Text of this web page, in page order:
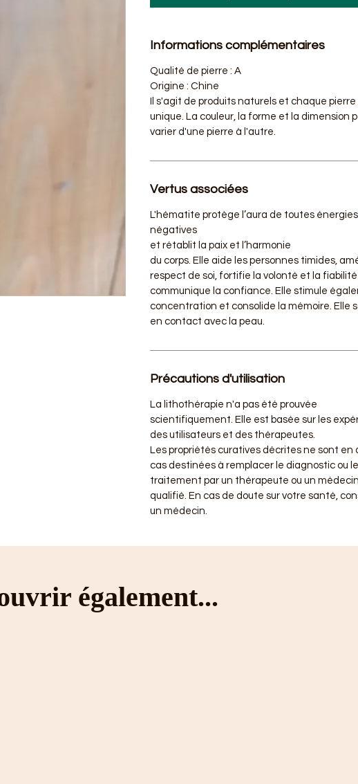
Informations complémentaires
Qualité de pierre : A
Origine : Chine
Il s'agit de produits naturels et chaque pierre
unique. La couleur, la forme et la dimension
varier d'une pierre à l'autre.
Vertus associées
L'hématite protège l’aura de toutes énergies
négatives
et rétablit la paix et l’harmonie
du corps. Elle aide les personnes timides,
respect de soi, fortifie la volonté et la
communique la confiance. Elle stimule
concentration et consolide la mémoire. Elle
en contact avec la peau.
Précautions d'utilisation
La lithothérapie n'a pas été prouvée
scientifiquement. Elle est basée sur les
des utilisateurs et des thérapeutes.
Les propriétés curatives décrites ne sont en
cas destinées à remplacer le diagnostic ou le
traitement par un thérapeute ou un médecin
qualifié. En cas de doute sur votre santé,
un médecin.
également...